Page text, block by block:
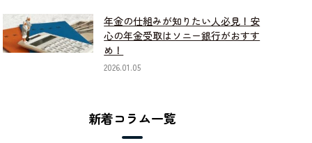
年金の仕組みが知りたい人必見！安
心の年金受取はソニー銀行がおすす
め！
2026.01.05
新着コラム一覧